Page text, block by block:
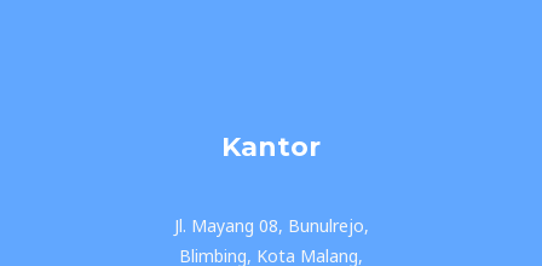
Kantor
Jl. Mayang 08, Bunulrejo,
Blimbing, Kota Malang,